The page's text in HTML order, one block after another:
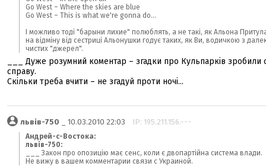
Go West – Where the skies are blue
Go West – This is what we're gonna do...
І можливо тоді "барыни лихие" полюблять, а не такі, як Альона
на відміну від сестриці Альонушки годує таких, як Ви, водичкою з
чистих "джерел".
___ Дуже розумний коментар – згадки про Кульпарків зробили
справу.
Скільки треба вчити – не згадуй проти ночі...
львів-750 _ 10.03.2010 22:03 IP: 195.211.156.---
Андрей-с-Востока:
львів-750:
___ Закон про опозицію має сенс, коли є двопартійна система влади.
Не вижу в вашем комментарии связи с Украиной.